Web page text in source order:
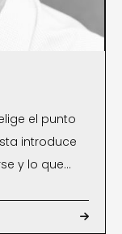
el punto
introduce
y lo que
